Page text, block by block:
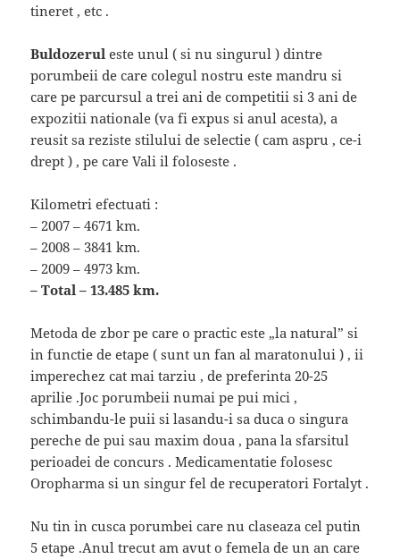
tineret , etc .
Buldozerul este unul ( si nu singurul ) dintre
porumbeii de care colegul nostru este mandru si
care pe parcursul a trei ani de competitii si 3 ani de
expozitii nationale (va fi expus si anul acesta), a
reusit sa reziste stilului de selectie ( cam aspru , ce-i
drept ) , pe care Vali il foloseste .
Kilometri efectuati :
– 2007 – 4671 km.
– 2008 – 3841 km.
– 2009 – 4973 km.
– Total – 13.485 km.
Metoda de zbor pe care o practic este „la natural” si
in functie de etape ( sunt un fan al maratonului ) , ii
imperechez cat mai tarziu , de preferinta 20-25
aprilie .Joc porumbeii numai pe pui mici ,
schimbandu-le puii si lasandu-i sa duca o singura
pereche de pui sau maxim doua , pana la sfarsitul
perioadei de concurs . Medicamentatie folosesc
Oropharma si un singur fel de recuperatori Fortalyt .
Nu tin in cusca porumbei care nu claseaza cel putin
5 etape .Anul trecut am avut o femela de un an care